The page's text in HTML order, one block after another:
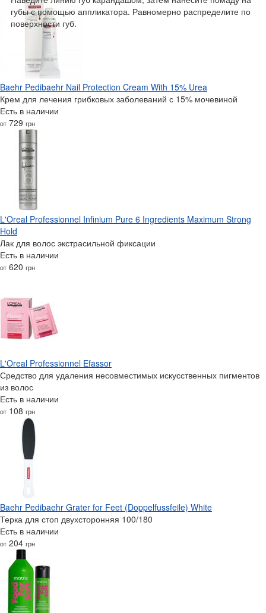
губы с помощью аппликатора. Равномерно распределите по
поверхности губ.
Baehr Pedibaehr Nail Protection Cream With 15% Urea
Крем для лечения грибковых заболеваний с 15% мочевиной
Есть в наличии
от 729 грн
L'Oreal Professionnel Infinium Pure 6 Ingredients Maximum Strong
Hold
Лак для волос экстрасильной фиксации
Есть в наличии
от 620 грн
L'Oreal Professionnel Efassor
Средство для удаления несовместимых искусственных пигментов
из волос
Есть в наличии
от 108 грн
Baehr Pedibaehr Grater for Feet (Doppelfussfeile) White
Терка для стоп двухсторонняя 100/180
Есть в наличии
от 204 грн